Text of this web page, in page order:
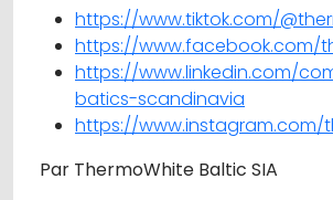
https://www.tiktok.com/
https://www.facebook.com/
https://www.linkedin.com/
batics-scandinavia
https://www.instagram.com/
Par ThermoWhite Baltic SIA